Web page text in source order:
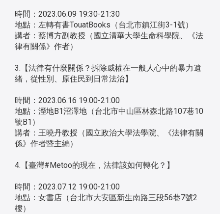
時間：2023.06.09 19:30-21:30
地點：左轉有書TouatBooks（台北市鎮江街3-1號）
講者：蔡博方副教授（國立清華大學生命科學院、《法
律有關係》作者）
3.【法律有什麼關係？拆除威權在一般人心中的暴力遺
緒，從性別、原住民到日常法治】
時間：2023.06.16 19:00-21:00
地點：溼地B1沼澤地（台北市中山區林森北路107巷10
號B1）
講者：王曉丹教授（國立政治大學法學院、《法律有關
係》作者暨主編）
4.【臺灣#Metoo的現在，法律該如何轉化？】
時間：2023.07.12 19:00-21:00
地點：女書店（台北市大安區新生南路三段56巷7號2
樓）